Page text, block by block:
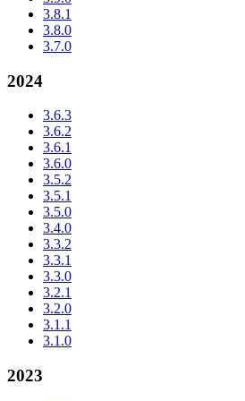
3.8.1
3.8.0
3.7.0
2024
3.6.3
3.6.2
3.6.1
3.6.0
3.5.2
3.5.1
3.5.0
3.4.0
3.3.2
3.3.1
3.3.0
3.2.1
3.2.0
3.1.1
3.1.0
2023